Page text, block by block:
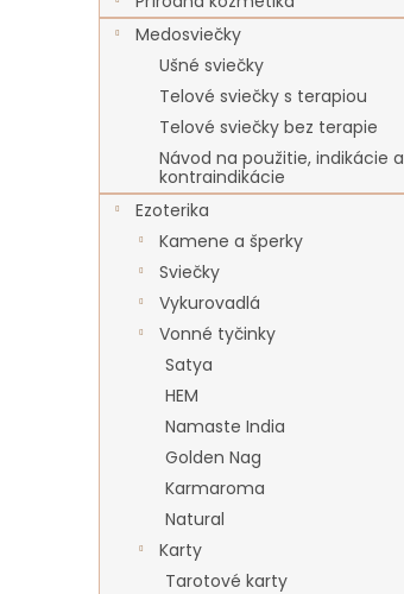
Medosviečky
Ušné sviečky
Telové sviečky s terapiou
Telové sviečky bez terapie
Návod na použitie, indikácie a
kontraindikácie
Ezoterika
Kamene a šperky
Sviečky
Vykurovadlá
Vonné tyčinky
Satya
HEM
Namaste India
Golden Nag
Karmaroma
Natural
Karty
Tarotové karty